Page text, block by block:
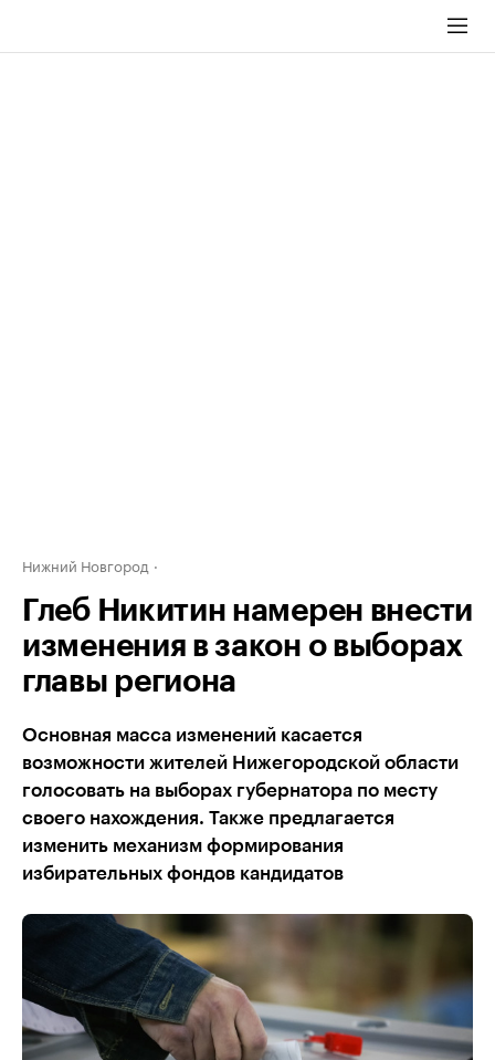
Нижний Новгород
Глеб Никитин намерен внести
изменения в закон о выборах
главы региона
Основная масса изменений касается
возможности жителей Нижегородской области
голосовать на выборах губернатора по месту
своего нахождения. Также предлагается
изменить механизм формирования
избирательных фондов кандидатов